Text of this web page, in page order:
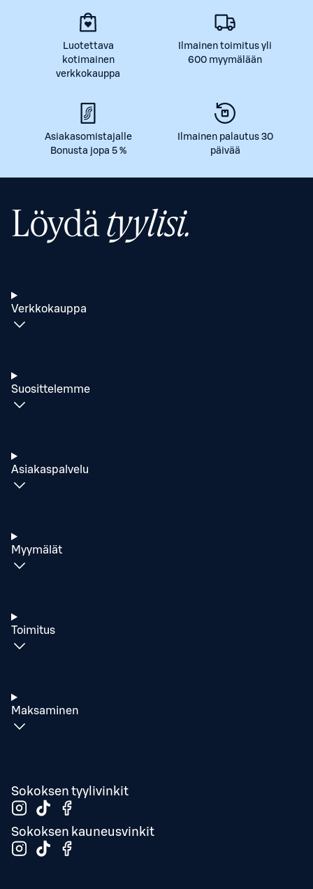
Luotettava
kotimainen
verkkokauppa
Ilmainen toimitus yli
600 myymälään
Asiakasomistajalle
Bonusta jopa 5 %
Ilmainen palautus 30
päivää
Löydätyylisi.
Verkkokauppa
Suosittelemme
Asiakaspalvelu
Myymälät
Toimitus
Maksaminen
Sokoksen tyylivinkit
Sokoksen kauneusvinkit